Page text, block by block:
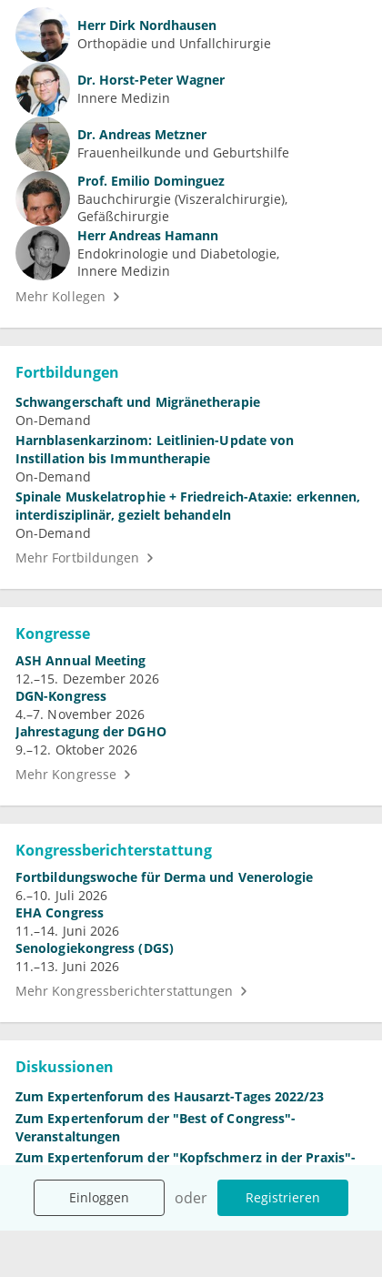
Einloggen oder Registrieren
Herr Dirk Nordhausen
Orthopädie und Unfallchirurgie
Dr. Horst-Peter Wagner
Innere Medizin
Dr. Andreas Metzner
Frauenheilkunde und Geburtshilfe
Prof. Emilio Dominguez
Bauchchirurgie (Viszeralchirurgie)
Gefäßchirurgie
Herr Andreas Hamann
Endokrinologie und Diabetologie
Innere Medizin
Mehr Kollegen
Fortbildungen
Schwangerschaft und Migränetherapie
On-Demand
Harnblasenkarzinom: Leitlinien-Update von
Instillation bis Immuntherapie
On-Demand
Spinale Muskelatrophie + Friedreich-Ataxie: erkennen,
interdisziplinär, gezielt behandeln
On-Demand
Mehr Fortbildungen
Kongresse
ASH Annual Meeting
12.–15. Dezember 2026
DGN-Kongress
4.–7. November 2026
Jahrestagung der DGHO
9.–12. Oktober 2026
Mehr Kongresse
Kongressberichterstattung
Fortbildungswoche für Derma und Venerologie
6.–10. Juli 2026
EHA Congress
11.–14. Juni 2026
Senologiekongress (DGS)
11.–13. Juni 2026
Mehr Kongressberichterstattungen
Diskussionen
Zum Expertenforum des Hausarzt-Tages 2022/23
Zum Expertenforum der "Best of Congress"-
Veranstaltungen
Zum Expertenforum der "Kopfschmerz in der Praxis"-
Veranstaltungen 2022
Mehr Diskussionen